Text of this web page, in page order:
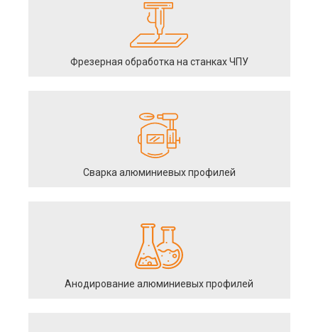
Фрезерная обработка на станках ЧПУ
Сварка алюминиевых профилей
Анодирование алюминиевых профилей